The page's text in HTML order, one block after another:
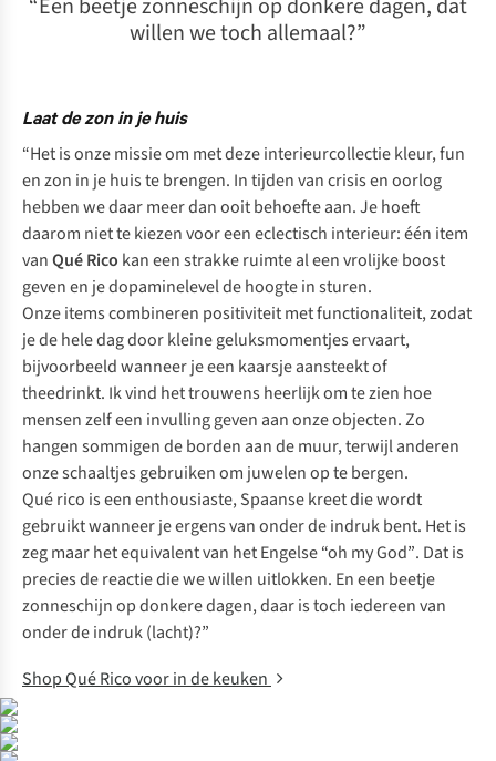
“Een beetje zonneschijn op donkere dagen, dat
willen we toch allemaal?”
Laat de zon in je huis
“Het is onze missie om met deze interieurcollectie kleur, fun
en zon in je huis te brengen. In tijden van crisis en oorlog
hebben we daar meer dan ooit behoefte aan. Je hoeft
daarom niet te kiezen voor een eclectisch interieur: één item
vanQué Rico kan een strakke ruimte al een vrolijke boost
geven en je dopaminelevel de hoogte in sturen.
Onze items combineren positiviteit met functionaliteit, zodat
je de hele dag door kleine geluksmomentjes ervaart,
bijvoorbeeld wanneer je een kaarsje aansteekt of
theedrinkt. Ik vind het trouwens heerlijk om te zien hoe
mensen zelf een invulling geven aan onze objecten. Zo
hangen sommigen de borden aan de muur, terwijl anderen
onze schaaltjes gebruiken om juwelen op te bergen.
Qué rico is een enthousiaste, Spaanse kreet die wordt
gebruikt wanneer je ergens van onder de indruk bent. Het is
zeg maar het equivalent van het Engelse“oh my God”. Dat is
precies de reactie die we willen uitlokken. En een beetje
zonneschijn op donkere dagen, daar is toch iedereen van
onder de indruk (lacht)?”
Shop Qué Rico voor in de keuken